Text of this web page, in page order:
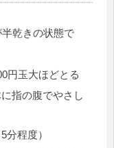
乾きの状態で
円玉大ほどとる
指の腹でやさし
程度）